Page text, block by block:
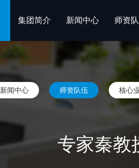
集团简介 新闻中心 师资
新闻中心 师资队伍 核心
专家秦教